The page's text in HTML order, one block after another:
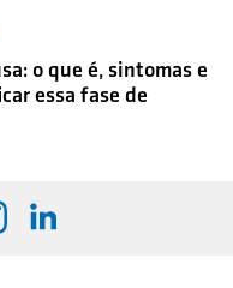
o que é, sintomas e
essa fase de